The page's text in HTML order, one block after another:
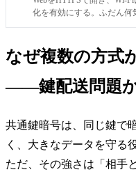
化を有効にする。ふだん何
には、同じ名前の暗号がい
なぜ複数の方式
——鍵配送問題
共通鍵暗号は、同じ鍵で
く、大きなデータを守る
ただ、その強さは「相手